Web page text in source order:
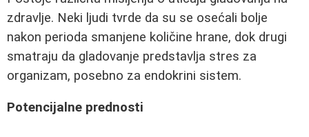
zdravlje. Neki ljudi tvrde da su se osećali bolje
nakon perioda smanjene količine hrane, dok drugi
smatraju da gladovanje predstavlja stres za
organizam, posebno za endokrini sistem.
Potencijalne prednosti